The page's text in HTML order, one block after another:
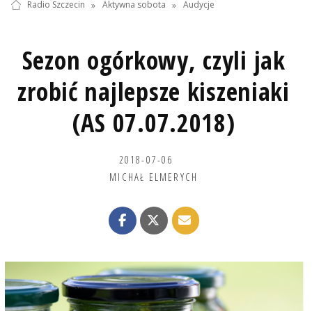
Radio Szczecin » Aktywna sobota » Audycje
Sezon ogórkowy, czyli jak
zrobić najlepsze kiszeniaki
(AS 07.07.2018)
2018-07-06
MICHAŁ ELMERYCH